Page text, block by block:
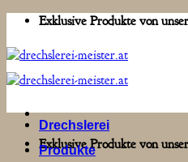
Zum
springen
Exklusive Produkte von
Exklusive Produkte von
Drechslerei
Produkte